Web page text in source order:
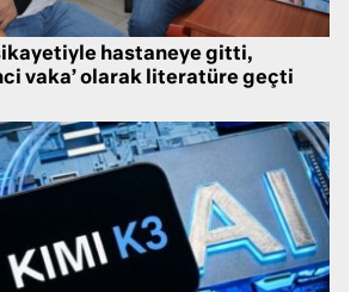
hastaneye gitti,
vaka’ olarak literatüre geçti